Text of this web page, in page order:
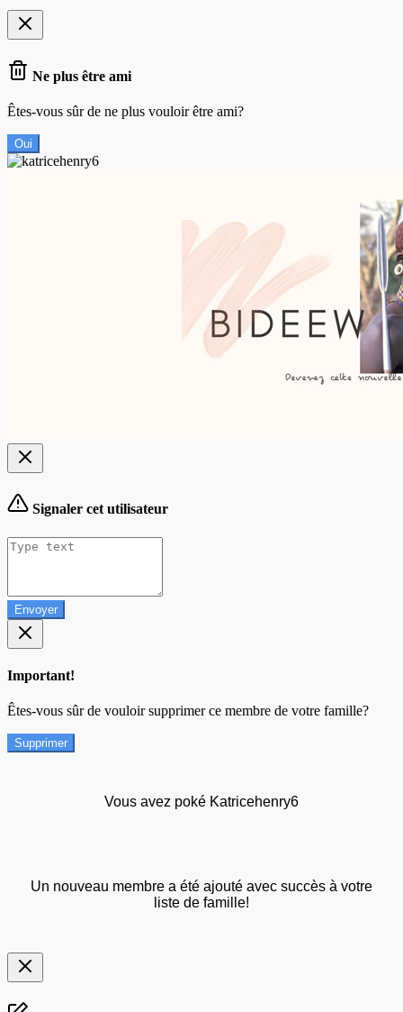
Ne plus être ami
Êtes-vous sûr de ne plus vouloir être ami?
Oui
Signaler cet utilisateur
Envoyer
Important!
Êtes-vous sûr de vouloir supprimer ce membre de votre famille?
Supprimer
Vous avez poké Katricehenry6
Un nouveau membre a été ajouté avec succès à votre
liste de famille!